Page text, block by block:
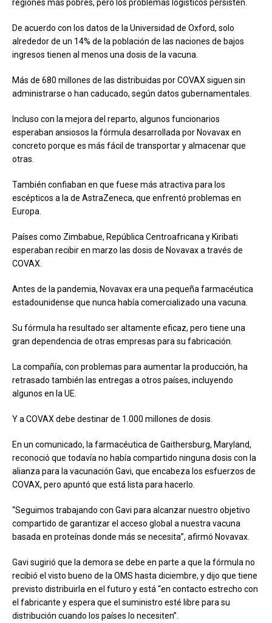
regiones más pobres, pero los problemas logísticos persisten.
De acuerdo con los datos de la Universidad de Oxford, solo
alrededor de un 14% de la población de las naciones de bajos
ingresos tienen al menos una dosis de la vacuna.
Más de 680 millones de las distribuidas por COVAX siguen sin
administrarse o han caducado, según datos gubernamentales.
Incluso con la mejora del reparto, algunos funcionarios
esperaban ansiosos la fórmula desarrollada por Novavax en
concreto porque es más fácil de transportar y almacenar que
otras.
También confiaban en que fuese más atractiva para los
escépticos a la de AstraZeneca, que enfrentó problemas en
Europa.
Países como Zimbabue, República Centroafricana y Kiribati
esperaban recibir en marzo las dosis de Novavax a través de
COVAX.
Antes de la pandemia, Novavax era una pequeña farmacéutica
estadounidense que nunca había comercializado una vacuna.
Su fórmula ha resultado ser altamente eficaz, pero tiene una
gran dependencia de otras empresas para su fabricación.
La compañía, con problemas para aumentar la producción, ha
retrasado también las entregas a otros países, incluyendo
algunos en la UE.
Y a COVAX debe destinar de 1.000 millones de dosis.
En un comunicado, la farmacéutica de Gaithersburg, Maryland,
reconoció que todavía no había compartido ninguna dosis con la
alianza para la vacunación Gavi, que encabeza los esfuerzos de
COVAX, pero apuntó que está lista para hacerlo.
“Seguimos trabajando con Gavi para alcanzar nuestro objetivo
compartido de garantizar el acceso global a nuestra vacuna
basada en proteínas donde más se necesita”, afirmó Novavax.
Gavi sugirió que la demora se debe en parte a que la fórmula no
recibió el visto bueno de la OMS hasta diciembre, y dijo que tiene
previsto distribuirla en el futuro y está “en contacto estrecho con
el fabricante y espera que el suministro esté libre para su
distribución cuando los países lo necesiten”.